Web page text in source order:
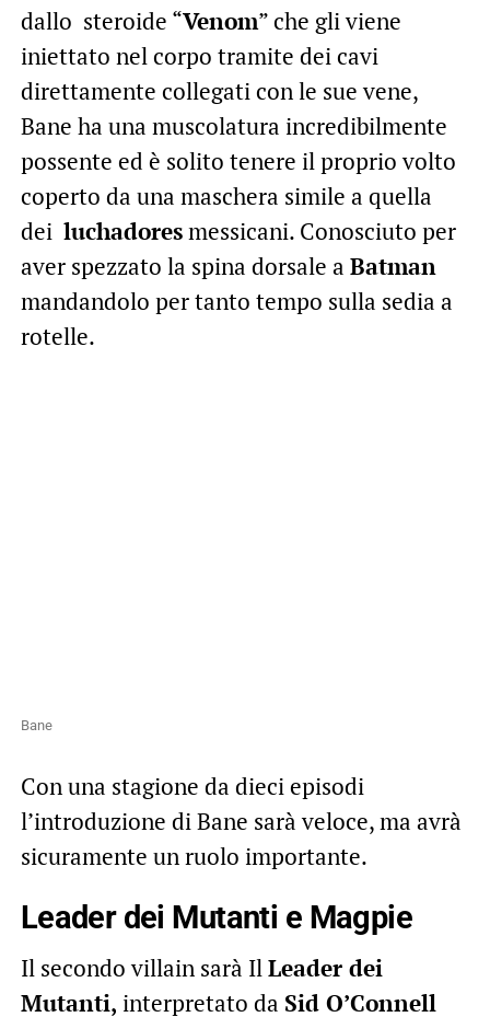
dallo steroide “Venom” che gli viene
iniettato nel corpo tramite dei cavi
direttamente collegati con le sue vene,
Bane ha una muscolatura incredibilmente
possente ed è solito tenere il proprio volto
coperto da una maschera simile a quella
dei luchadoresmessicani. Conosciuto per
aver spezzato la spina dorsale a Batman
mandandolo per tanto tempo sulla sedia a
rotelle.
Bane
Con una stagione da dieci episodi
l’introduzione di Bane sarà veloce, ma avrà
sicuramente un ruolo importante.
Leader dei Mutanti e Magpie
Il secondo villain sarà IlLeader dei
Mutanti, interpretato da Sid O’Connell